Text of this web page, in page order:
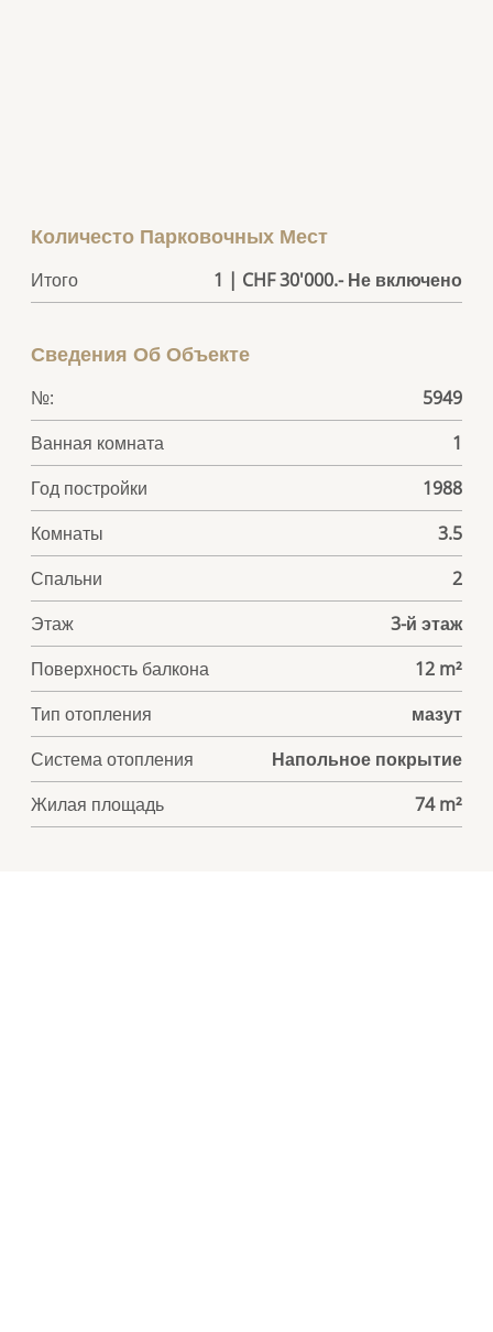
Количесто Парковочных Мест
Итого 1 | CHF 30'000.- Не включено
Сведения Об Объекте
№:
5949
Ванная комната
1
Год постройки
1988
Комнаты
3.5
Спальни
2
Этаж
3-й этаж
Поверхность балкона
12 m²
Тип отопления
мазут
Система отопления
Напольное покрытие
Жилая площадь
74 m²